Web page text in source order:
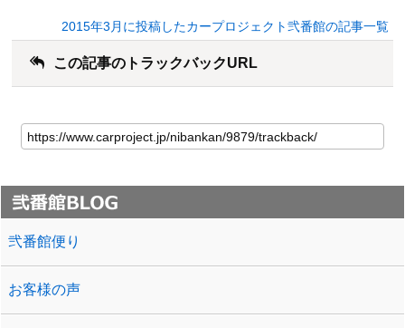
2015年3月に投稿したカープロジェクト弐番館の記事一覧
この記事のトラックバックURL
弐番館便り
お客様の声